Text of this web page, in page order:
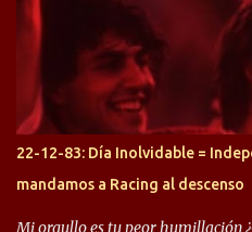
préstamo allí durante el último
gran manera, convirtiendo goles
copa sudamericana. Pero no
rendimiento que ha producido en
jugaron en Defensa y ahora
Gastón Togni y Domingo Blanco,
futbolísticamente hablando en el
ejemplo, el caso de Mingo llego a
Seleccionado Argentino,
22-12-83: Día Inolvidable =
mandamos a Racing al descenso
Mi orgullo es tu peor humillación